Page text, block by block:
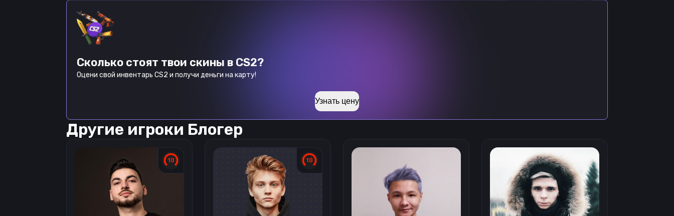
Сколько стоят твои скины в CS2?
Оцени свой инвентарь CS2 и получи деньги на карту!
Узнать цену
Другие игроки Блогер